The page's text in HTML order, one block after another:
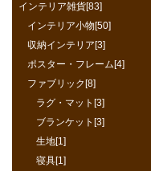
インテリア雑貨[83]
インテリア小物[50]
収納インテリア[3]
ポスター・フレーム[4]
ファブリック[8]
ラグ・マット[3]
ブランケット[3]
生地[1]
寝具[1]